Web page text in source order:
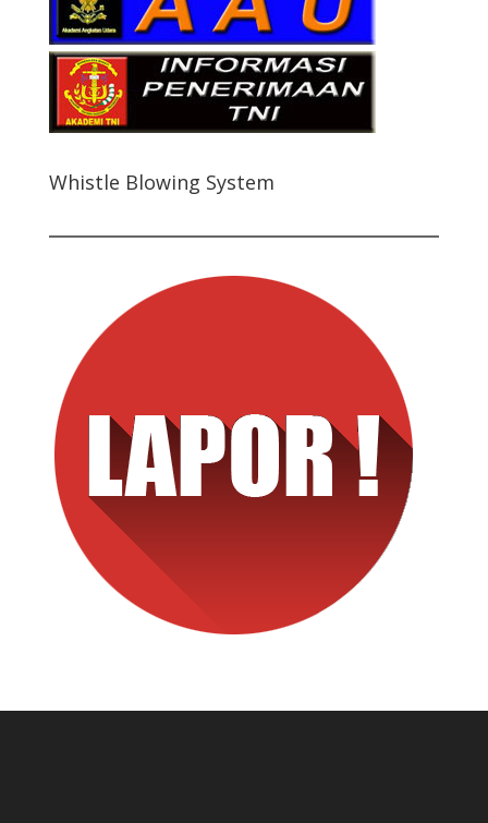
Whistle Blowing System